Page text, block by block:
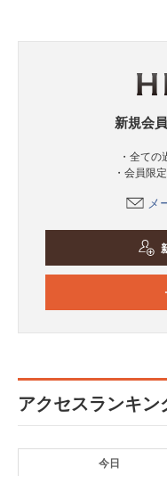
新規会
・全て
・会員限
メ
アクセスランキン
今日